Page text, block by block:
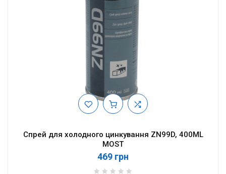
Спрей для холодного цинкування ZN99D, 400ML
MOST
469 грн